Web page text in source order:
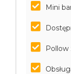
Mini
Pollow